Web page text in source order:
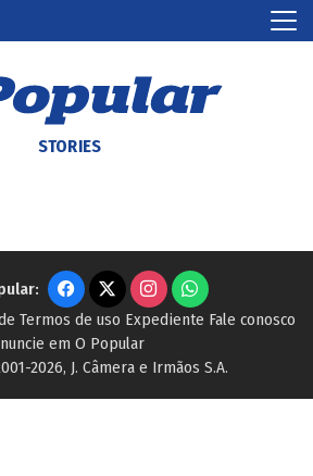
STORIES
Termos de uso Expediente Fale conosco
em O Popular
2026, J. Câmera e Irmãos S.A.